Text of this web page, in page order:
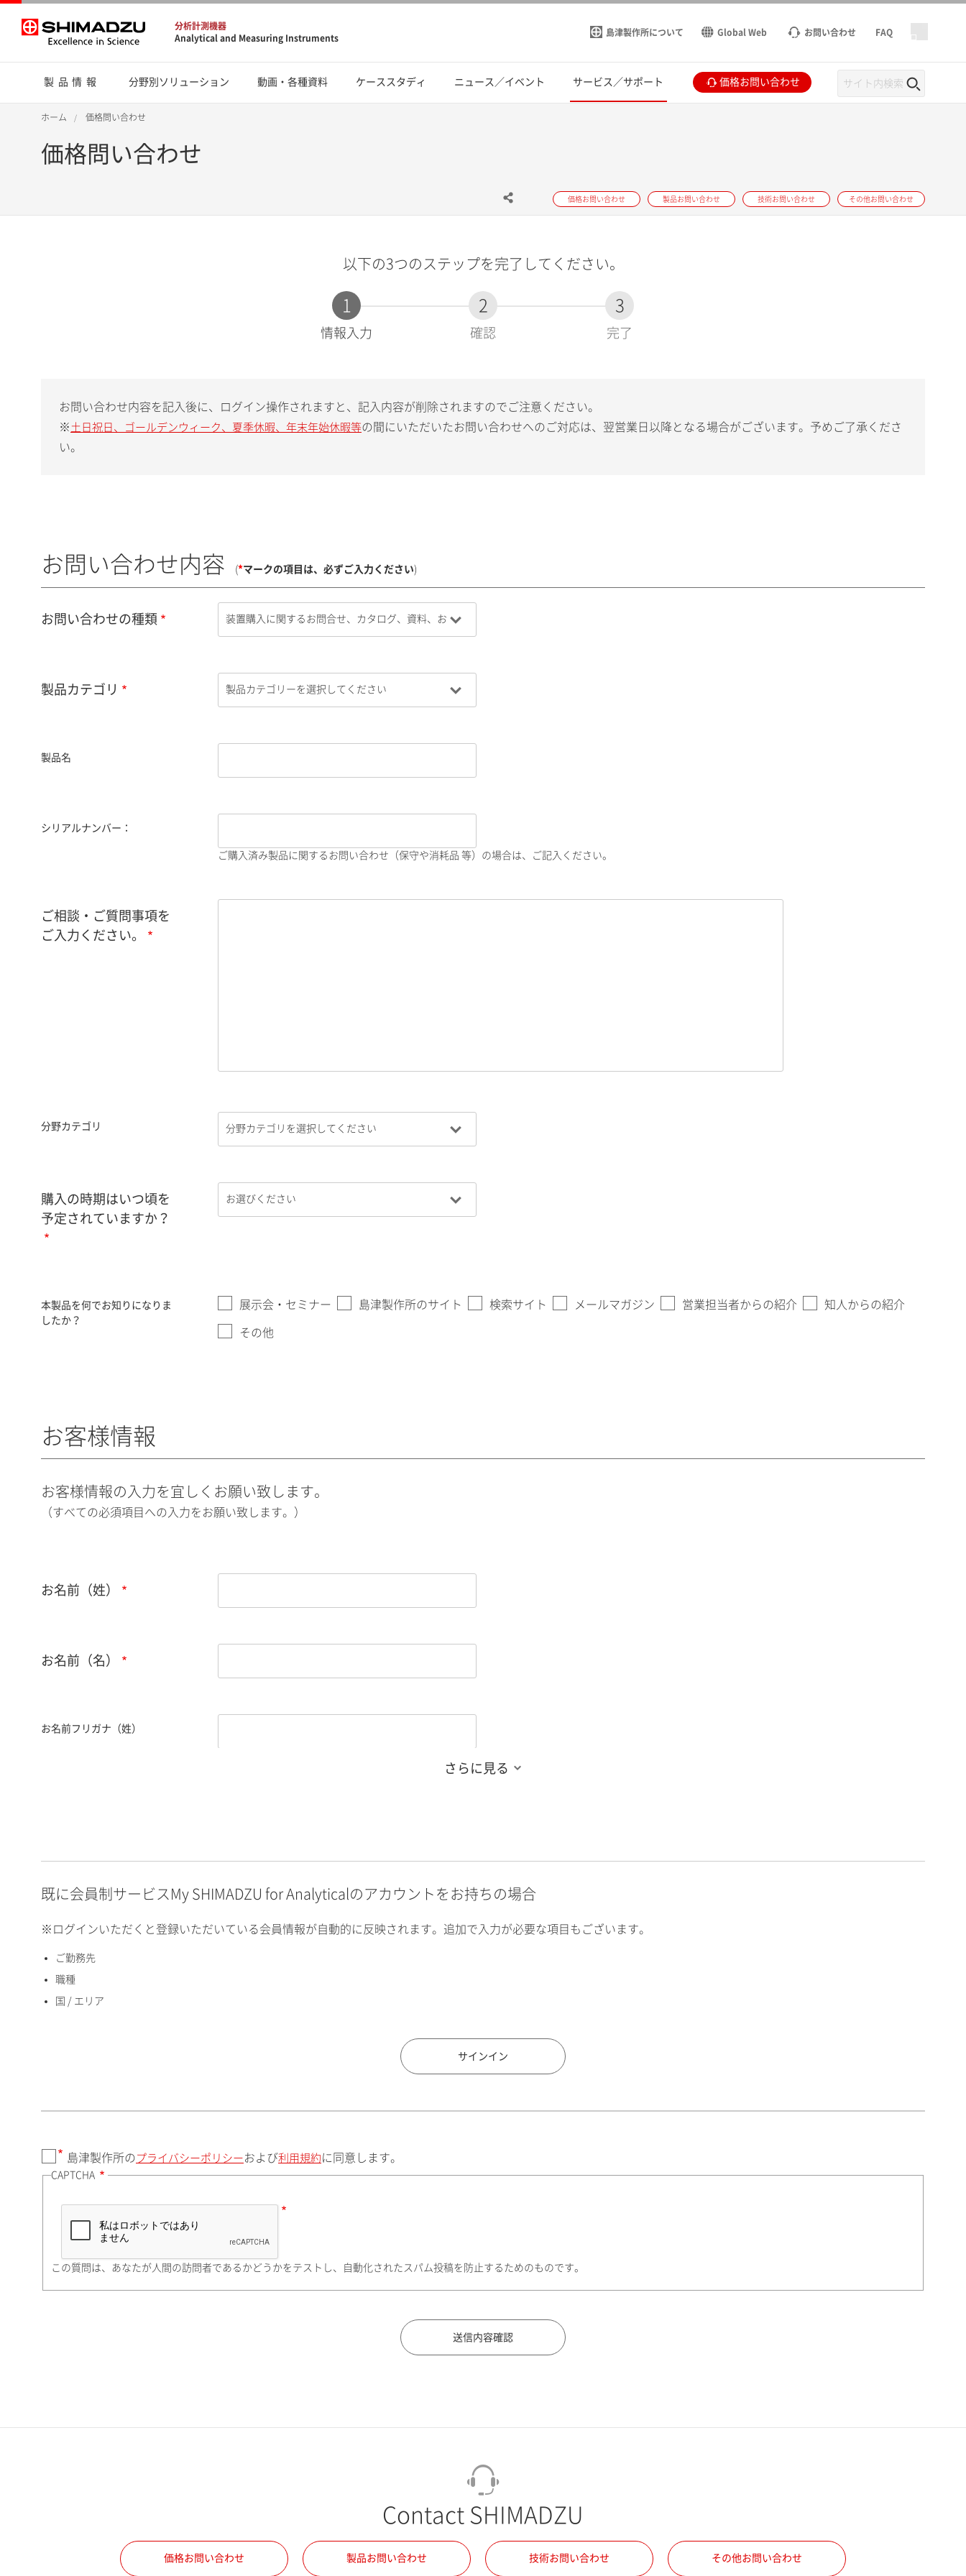
分析計測機器
Analytical and Measuring Instruments
島津製作所について Global Web お問い合わせ FAQ
製品情報 分野別ソリューション 動画・各種資料 ケーススタディ ニュース／イベント サービス／サポート 価格お問い合わせ
ホーム 価格問い合わせ
価格問い合わせ
価格お問い合わせ 製品お問い合わせ 技術お問い合わせ その他お問い合わせ
以下の3つのステップを完了してください。
1
現
情報入力
2
確認
3
完了
お問い合わせ内容を記入後に、ログイン操作されますと、記入内容が削除されますのでご注意ください。
※ 土日祝日、ゴールデンウィーク、夏季休暇、年末年始休暇等の間にいただいたお問い合わせへのご対応は、翌営業日以降となる場合がございます。予めご了承くださ
い。
お問い合わせ内容 (*マークの項目は、必ずご入力ください)
お問い合わせの種類
製品カテゴリ
製品名
シリアルナンバー：
ご購入済み製品に関するお問い合わせ（保守や消耗品 等）の場合は、ご記入ください。
ご相談・ご質問事項を
ご入力ください。
分野カテゴリ
購入の時期はいつ頃を
予定されていますか？
本製品を何でお知りになりま
したか？
展示会・セミナー 島津製作所のサイト 検索サイト メールマガジン 営業担当者からの紹介 知人からの紹介
その他
お客様情報
お客様情報の入力を宜しくお願い致します。
（すべての必須項目への入力をお願い致します。）
お名前（姓）
お名前（名）
お名前フリガナ（姓）
英数）
国 / エリア
住所検索
町名・番地（勤務先）
さらに見る
既に会員制サービスMy SHIMADZU for Analyticalのアカウントをお持ちの場合
※ログインいただくと登録いただいている会員情報が自動的に反映されます。追加で入力が必要な項目もございます。
ご勤務先
職種
国 / エリア
サインイン
島津製作所の プライバシーポリシー および利用規約 に同意します。
CAPTCHA
この質問は、あなたが人間の訪問者であるかどうかをテストし、自動化されたスパム投稿を防止するためのものです。
Contact SHIMADZU
価格お問い合わせ 製品お問い合わせ 技術お問い合わせ その他お問い合わせ